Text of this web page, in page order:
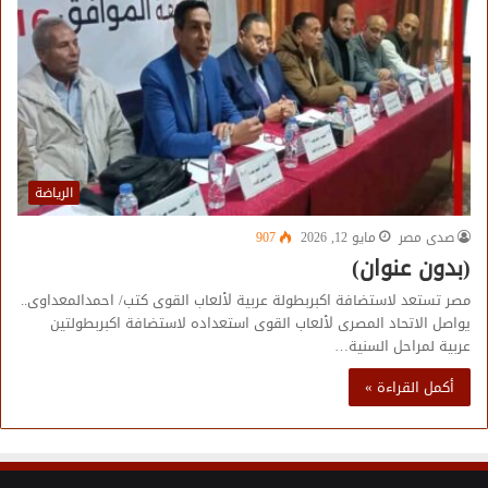
الرياضة
صدى مصر
مايو 12, 2026 907
(بدون عنوان)
مصر تستعد لاستضافة اكبربطولة عربية لألعاب القوى كتب/ احمدالمعداوى..
يواصل الاتحاد المصرى لألعاب القوى استعداده لاستضافة اكبربطولتين
عربية لمراحل السنية…
أكمل القراءة »